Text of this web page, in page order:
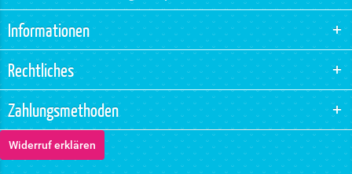
Informationen
Rechtliches
Zahlungsmethoden
Widerruf erklären